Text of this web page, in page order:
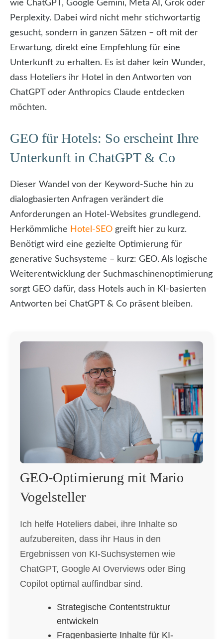
wie ChatGPT, Google Gemini, Meta AI, Grok oder
Perplexity. Dabei wird nicht mehr stichwortartig
gesucht, sondern in ganzen Sätzen – oft mit der
Erwartung, direkt eine Empfehlung für eine
Unterkunft zu erhalten. Es ist daher kein Wunder,
dass Hoteliers ihr Hotel in den Antworten von
ChatGPT oder Anthropics Claude entdecken
möchten.
GEO für Hotels: So erscheint Ihre
Unterkunft in ChatGPT & Co
Dieser Wandel von der Keyword-Suche hin zu
dialogbasierten Anfragen verändert die
Anforderungen an Hotel-Websites grundlegend.
Herkömmliche Hotel-SEO greift hier zu kurz.
Benötigt wird eine gezielte Optimierung für
generative Suchsysteme – kurz: GEO. Als logische
Weiterentwicklung der Suchmaschinenoptimierung
sorgt GEO dafür, dass Hotels auch in KI-basierten
Antworten bei ChatGPT & Co präsent bleiben.
GEO-Optimierung mit Mario
Vogelsteller
Ich helfe Hoteliers dabei, ihre Inhalte so
aufzubereiten, dass ihr Haus in den
Ergebnissen von KI-Suchsystemen wie
ChatGPT, Google AI Overviews oder Bing
Copilot optimal auffindbar sind.
Strategische Contentstruktur
entwickeln
Fragenbasierte Inhalte für KI-